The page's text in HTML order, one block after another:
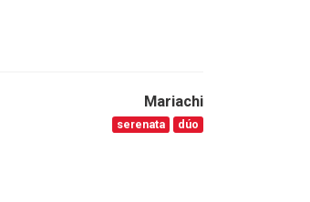
Mariachi
serenata dúo